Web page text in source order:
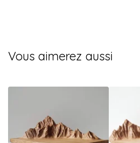
Vous aimerez aussi